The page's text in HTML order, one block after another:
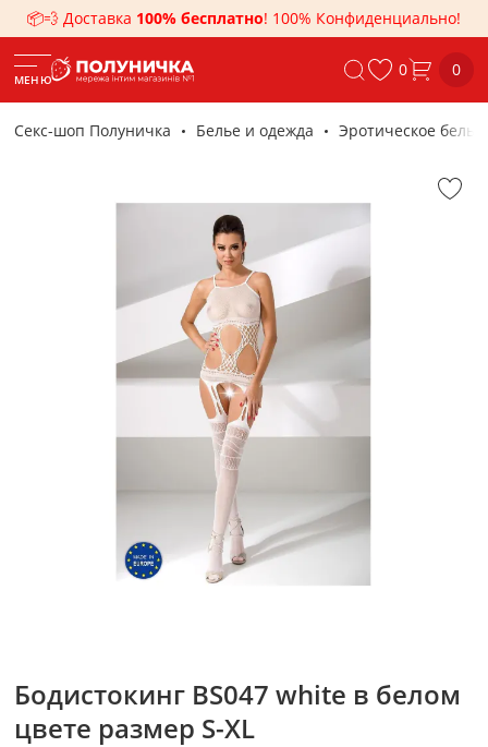
📦💨 Доставка 100% бесплатно! 100% Конфиденциально!
МЕНЮ 0 0
Секс-шоп Полуничка Белье и одежда Эротическое белье
Бодистокинг BS047 white в белом
цвете размер S-XL